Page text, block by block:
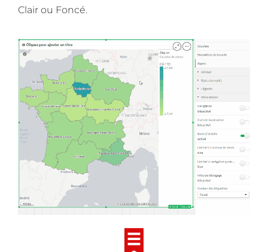
Clair ou Foncé.